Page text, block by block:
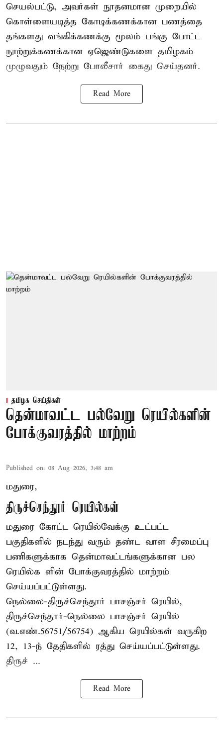
செயல்பட்டு, அவர்கள் நூதனமான முறையில்
கொள்ளையடித்த கோடிக்கணக்கான பணத்தை
தங்களது வங்கிக்கணக்கு மூலம் பங்கு போட்ட
நூற்றுக்கணக்கான ஏஜெண்டுகளை தமிழகம்
முழுவதும் நேற்று போலீசார் கைது செய்தனர்.
Read More
தமிழக செய்திகள்
தென்மாவட்ட பல்வேறு ரெயில்களின்
போக்குவரத்தில் மாற்றம்
Published on: 08 Aug 2026, 3:48 am
மதுரை,
திருச்செந்தூர் ரெயில்கள்
மதுரை கோட்ட ரெயில்வேக்கு உட்பட்ட
பகுதிகளில் நடந்து வரும் தண்ட வாள சீரமைப்பு
பணிகளுக்காக தென்மாவட்டங்களுக்கான பல
ரெயில்க ளின் போக்குவரத்தில் மாற்றம்
செய்யப்பட்டுள்ளது.
நெல்லை-திருச்செந்தூர் பாசஞ்சர் ரெயில்,
திருச்செந்தூர்-நெல்லை பாசஞ்சர் ரெயில்
(வ.எண்.56751/56754) ஆகிய ரெயில்கள் வருகிற
12, 13-ந் தேதிகளில் ரத்து செய்யப்பட்டுள்ளது.
திருச் ...
Read More